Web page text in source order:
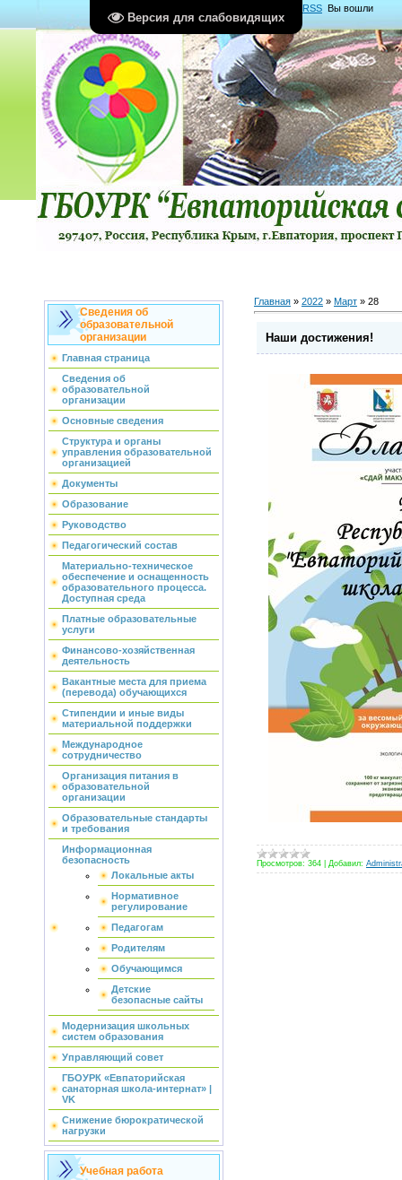
Версия для слабовидящих
RSS Вы вошли
какГость Группа "Гости"
Сведения об
образовательной
организации
Главная страница
Сведения об
образовательной
организации
Основные сведения
Структура и органы
управления образовательной
организацией
Документы
Образование
Руководство
Педагогический состав
Материально-техническое
обеспечение и оснащенность
образовательного процесса.
Доступная среда
Платные образовательные
услуги
Финансово-хозяйственная
деятельность
Вакантные места для приема
(перевода) обучающихся
Стипендии и иные виды
материальной поддержки
Международное
сотрудничество
Организация питания в
образовательной
организации
Образовательные стандарты
и требования
Информационная
безопасность
Локальные акты
Нормативное
регулирование
Педагогам
Родителям
Обучающимся
Детские
безопасные сайты
Модернизация школьных
систем образования
Управляющий совет
ГБОУРК «Евпаторийская
санаторная школа-интернат» |
VK
Снижение бюрократической
нагрузки
Учебная работа
Главная » 2022 » Март » 28
Наши достижения!
Просмотров: 364 Добавил: